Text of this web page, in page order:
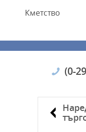
Кметство
(0-